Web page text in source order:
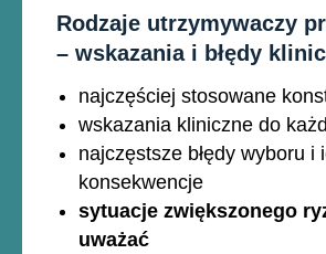
Rodzaje utrzymywaczy
– wskazania i błędy
najczęściej stosowane
wskazania kliniczne do
najczęstsze błędy wyboru i
konsekwencje
sytuacje zwiększonego
uważać